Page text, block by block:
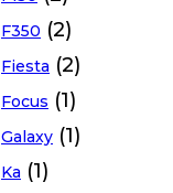
F350 (2)
Fiesta (2)
Focus (1)
Galaxy (1)
Ka (1)